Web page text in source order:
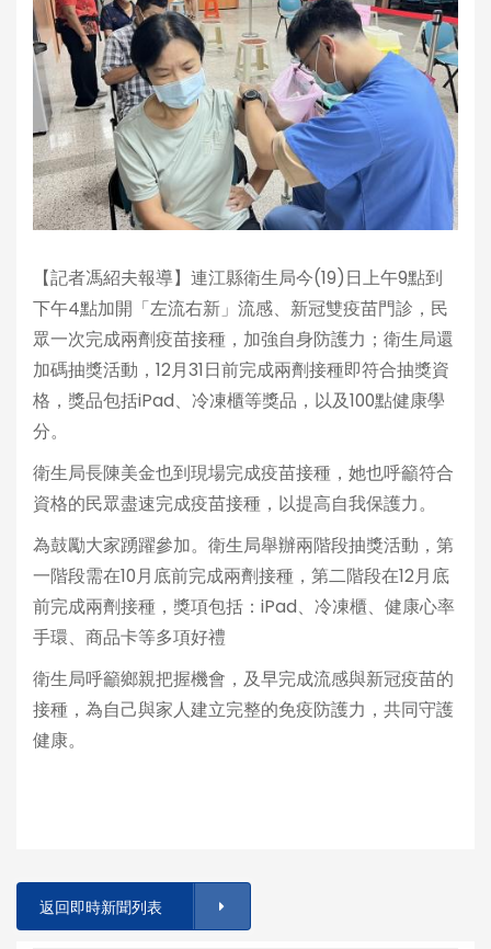
【記者馮紹夫報導】連江縣衛生局今(19)日上午9點到
下午4點加開「左流右新」流感、新冠雙疫苗門診，民
眾一次完成兩劑疫苗接種，加強自身防護力；衛生局還
加碼抽獎活動，12月31日前完成兩劑接種即符合抽獎資
格，獎品包括iPad、冷凍櫃等獎品，以及100點健康學
分。
衛生局長陳美金也到現場完成疫苗接種，她也呼籲符合
資格的民眾盡速完成疫苗接種，以提高自我保護力。
為鼓勵大家踴躍參加。衛生局舉辦兩階段抽獎活動，第
一階段需在10月底前完成兩劑接種，第二階段在12月底
前完成兩劑接種，獎項包括：iPad、冷凍櫃、健康心率
手環、商品卡等多項好禮
衛生局呼籲鄉親把握機會，及早完成流感與新冠疫苗的
接種，為自己與家人建立完整的免疫防護力，共同守護
健康。
返回即時新聞列表